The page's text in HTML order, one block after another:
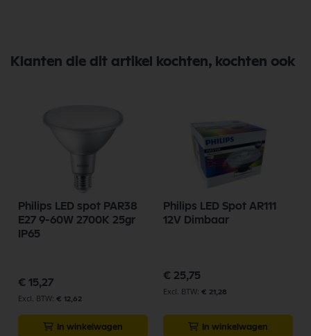
Klanten die dit artikel kochten, kochten ook
Philips LED spot PAR38
E27 9-60W 2700K 25gr
IP65
€ 15,27
€ 12,62
In winkelwagen
Philips LED Spot AR111
12V Dimbaar
€ 25,75
€ 21,28
In winkelwagen